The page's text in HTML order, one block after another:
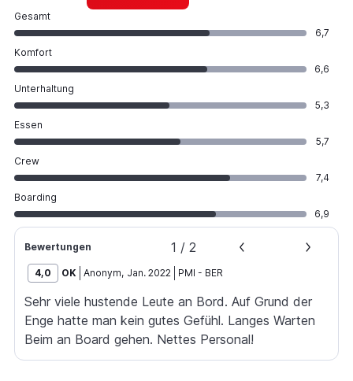
Gesamt
6,7
Komfort
6,6
Unterhaltung
5,3
Essen
5,7
Crew
7,4
Boarding
6,9
Bewertungen 1 / 2
4,0 OK Anonym, Jan. 2022 PMI - BER
Sehr viele hustende Leute an Bord. Auf Grund der
Enge hatte man kein gutes Gefühl. Langes Warten
Beim an Board gehen. Nettes Personal!